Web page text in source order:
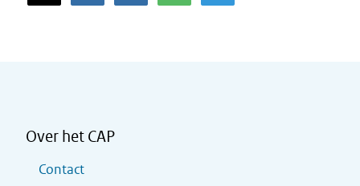
Over het CAP
Contact